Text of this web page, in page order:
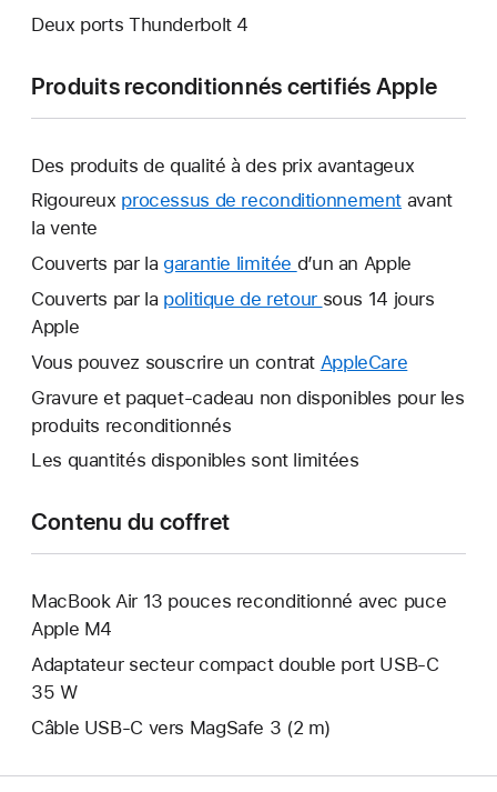
Deux ports Thunderbolt 4
Produits reconditionnés certifiés Apple
Des produits de qualité à des prix avantageux
Rigoureux processus de reconditionnement avant
la vente
Couverts par la garantie limitée Une
nouvelle
d’un an Apple
Couverts par la politique de retour Une
fenêtre
sous 14 jours
Apple
Vous pouvez souscrire un contrat AppleCare
nouvelle
Gravure et paquet-cadeau non disponibles pour les
produits reconditionnés
Les quantités disponibles sont limitées
Contenu du coffret
MacBook Air 13 pouces reconditionné avec puce
Apple M4
Adaptateur secteur compact double port USB-C
35 W
Câble USB-C vers MagSafe 3 (2 m)